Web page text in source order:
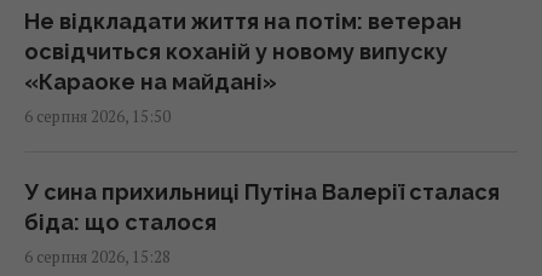
15:34 четвер, 06 серпня 2026
Переказ грошей на картку стає викликом:
які незвичні новації вводять банки
Росія може використати українські БпЛА
для атак на цілі в Балтії, - литовська
Не відкладати життя на потім: ветеран
освідчиться коханій у новому випуску
«Караоке на майдані»
6 серпня 2026, 15:50
У сина прихильниці Путіна Валерії сталася
біда: що сталося
6 серпня 2026, 15:28